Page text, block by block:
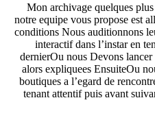
Mon archivage quelques
notre equipe vous propose est
conditions Nous auditionnons
interactif dans l’instar en
dernierOu nous Devons
alors expliquees EnsuiteOu
boutiques a l’egard de
tenant attentif puis avant